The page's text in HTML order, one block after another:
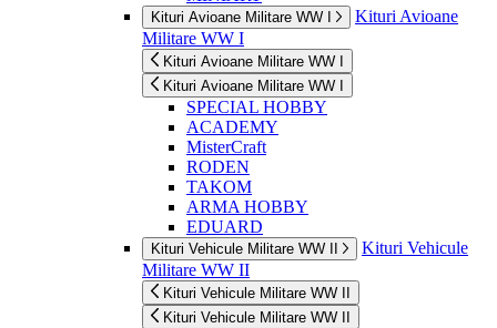
Kituri Avioane Militare WW I
Kituri Avioane
Militare WW I
Kituri Avioane Militare WW I
Kituri Avioane Militare WW I
SPECIAL HOBBY
ACADEMY
MisterCraft
RODEN
TAKOM
ARMA HOBBY
EDUARD
Kituri Vehicule Militare WW II
Kituri Vehicule
Militare WW II
Kituri Vehicule Militare WW II
Kituri Vehicule Militare WW II